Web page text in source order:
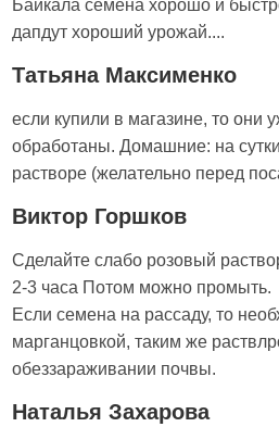
Байкала семена хорошо и
дапдут хороший урожай....
Татьяна Максименко
если купили в магазине, то они
обработаны. Домашние: на
растворе (желательно перед
Виктор Горшков
Cделайте слабо розовый
2-3 часа Потом можно промыть.
Если семена на рассаду, то
марганцовкой, таким же
обеззараживании почвы.
Наталья Захарова